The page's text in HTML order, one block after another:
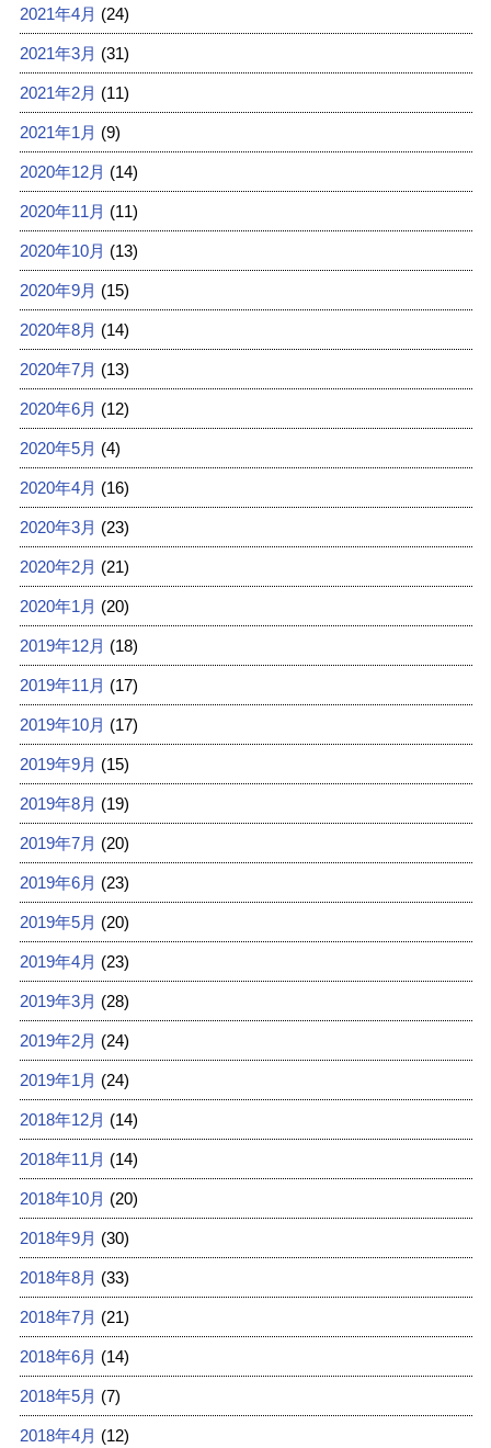
2021年4月 (24)
2021年3月 (31)
2021年2月 (11)
2021年1月 (9)
2020年12月 (14)
2020年11月 (11)
2020年10月 (13)
2020年9月 (15)
2020年8月 (14)
2020年7月 (13)
2020年6月 (12)
2020年5月 (4)
2020年4月 (16)
2020年3月 (23)
2020年2月 (21)
2020年1月 (20)
2019年12月 (18)
2019年11月 (17)
2019年10月 (17)
2019年9月 (15)
2019年8月 (19)
2019年7月 (20)
2019年6月 (23)
2019年5月 (20)
2019年4月 (23)
2019年3月 (28)
2019年2月 (24)
2019年1月 (24)
2018年12月 (14)
2018年11月 (14)
2018年10月 (20)
2018年9月 (30)
2018年8月 (33)
2018年7月 (21)
2018年6月 (14)
2018年5月 (7)
2018年4月 (12)